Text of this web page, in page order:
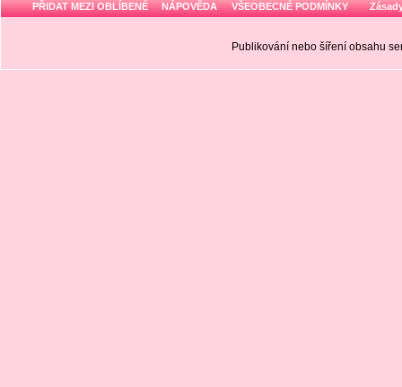
PŘIDAT MEZI OBLÍBENÉ NÁPOVĚDA VŠEOBECNÉ PODMÍNKY
Publikování nebo šíření obsahu